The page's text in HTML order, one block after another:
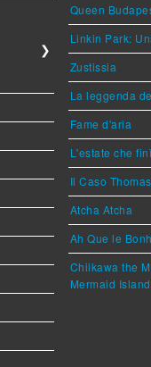
❯
Queen
Linkin Park:
Zustissia
La leggenda
Fame d'aria
L'estate che
Il Caso
Atcha Atcha
Ah Que le
Chiikawa the
Mermaid Island